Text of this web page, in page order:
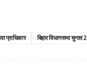
प्राधिकार बिहार विधानसभा चुनाव